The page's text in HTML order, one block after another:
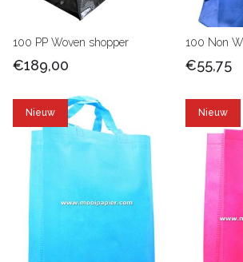
100 PP Woven shopper
€189,00
100 Non
€55,75
Nieuw Nieuw